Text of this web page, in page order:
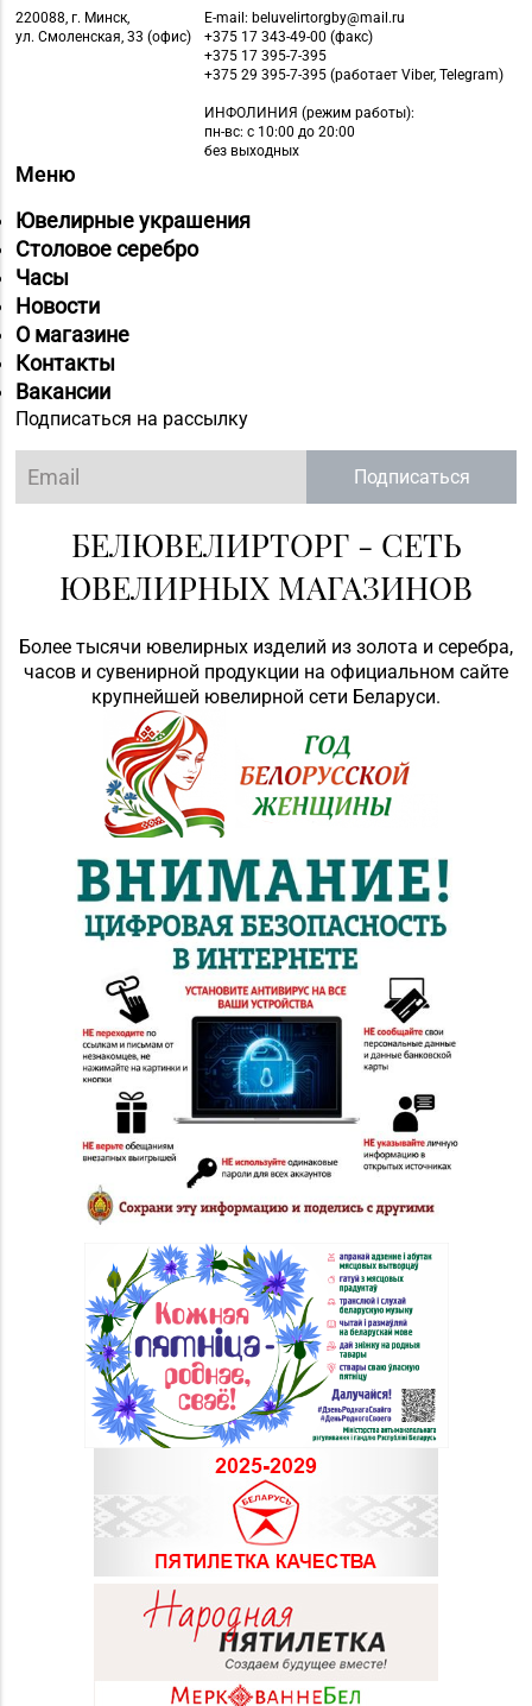
220088, г. Минск,
ул. Смоленская, 33 (офис)
E-mail: beluvelirtorgby@mail.ru
+375 17 343-49-00 (факс)
+375 17 395-7-395
+375 29 395-7-395 (работает Viber, Telegram)
ИНФОЛИНИЯ (режим работы):
пн-вс: с 10:00 до 20:00
без выходных
Меню
Ювелирные украшения
Столовое серебро
Часы
Новости
О магазине
Контакты
Вакансии
Подписаться на рассылку
Подписаться
БЕЛЮВЕЛИРТОРГ - СЕТЬ
ЮВЕЛИРНЫХ МАГАЗИНОВ
Более тысячи ювелирных изделий из золота и серебра,
часов и сувенирной продукции на официальном сайте
крупнейшей ювелирной сети Беларуси.